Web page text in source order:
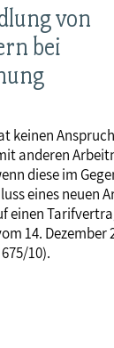
von
bei
keinen
anderen
diese im
eines neuen
einen
14. Dezember
10).